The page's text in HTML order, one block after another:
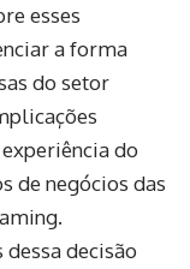
esses
a forma
do setor
do
de negócios das
decisão